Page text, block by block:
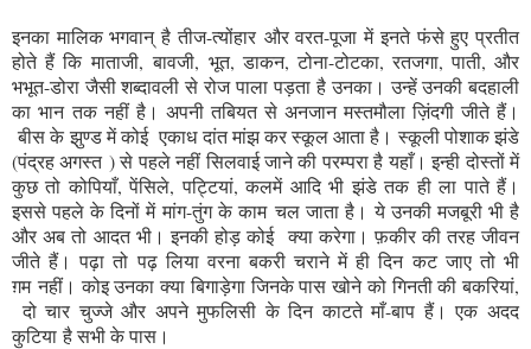
इनका मालिक भगवान् है तीज-त्योंहार और वरत-पूजा में इनते फंसे हुए प्रतीत
होते हैं कि माताजी, बावजी, भूत, डाकन, टोना-टोटका, रतजगा, पाती, और
भभूत-डोरा जैसी शब्दावली से रोज पाला पड़ता है उनका। उन्हें उनकी बदहाली
का भान तक नहीं है। अपनी तबियत से अनजान मस्तमौला ज़िंदगी जीते हैं।
बीस के झुण्ड में कोई एकाध दांत मांझ कर स्कूल आता है। स्कूली पोशाक झंडे
(पंद्रह अगस्त ) से पहले नहीं सिलवाई जाने की परम्परा है यहाँ। इन्ही दोस्तों में
कुछ तो कोपियाँ, पेंसिले, पट्टियां, कलमें आदि भी झंडे तक ही ला पाते हैं।
इससे पहले के दिनों में मांग-तुंग के काम चल जाता है। ये उनकी मजबूरी भी है
और अब तो आदत भी। इनकी होड़ कोई क्या करेगा। फ़कीर की तरह जीवन
जीते हैं। पढ़ा तो पढ़ लिया वरना बकरी चराने में ही दिन कट जाए तो भी
ग़म नहीं। कोइ उनका क्या बिगाड़ेगा जिनके पास खोने को गिनती की बकरियां,
दो चार चुज्जे और अपने मुफलिसी के दिन काटते माँ-बाप हैं। एक अदद
कुटिया है सभी के पास।